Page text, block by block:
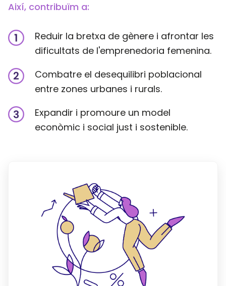
Així, contribuïm a:
Reduir la bretxa de gènere i afrontar les
dificultats de l'emprenedoria femenina.
Combatre el desequilibri poblacional
entre zones urbanes i rurals.
Expandir i promoure un model
econòmic i social just i sostenible.